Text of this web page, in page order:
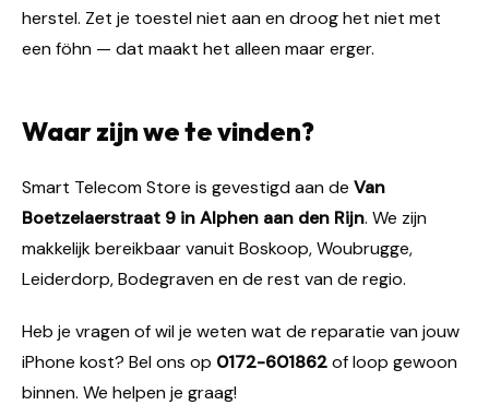
herstel. Zet je toestel niet aan en droog het niet met
een föhn — dat maakt het alleen maar erger.
Waar zijn we te vinden?
Smart Telecom Store is gevestigd aan de Van
Boetzelaerstraat 9 in Alphen aan den Rijn. We zijn
makkelijk bereikbaar vanuit Boskoop, Woubrugge,
Leiderdorp, Bodegraven en de rest van de regio.
Heb je vragen of wil je weten wat de reparatie van jouw
iPhone kost? Bel ons op 0172-601862of loop gewoon
binnen. We helpen je graag!